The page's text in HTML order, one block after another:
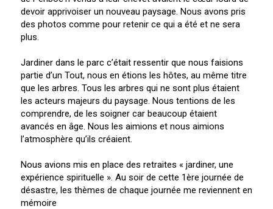
devoir apprivoiser un nouveau paysage. Nous avons pris
des photos comme pour retenir ce qui a été et ne sera
plus.
Jardiner dans le parc c’était ressentir que nous faisions
partie d’un Tout, nous en étions les hôtes, au même titre
que les arbres. Tous les arbres qui ne sont plus étaient
les acteurs majeurs du paysage. Nous tentions de les
comprendre, de les soigner car beaucoup étaient
avancés en âge. Nous les aimions et nous aimions
l’atmosphère qu’ils créaient.
Nous avions mis en place des retraites « jardiner, une
expérience spirituelle ». Au soir de cette 1ère journée de
désastre, les thèmes de chaque journée me reviennent en
mémoire